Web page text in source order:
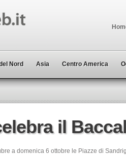
Nord Asia Centro America
il
a domenica 6 ottobre le Piazze di